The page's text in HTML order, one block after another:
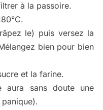
à la passoire.
le) puis versez la
bien pour bien
et la farine.
aura sans doute une